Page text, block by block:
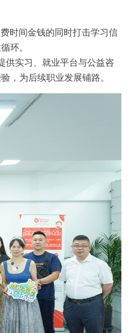
时间金钱的同时打击学习信
环。
供实习、就业平台与公益咨
，为后续职业发展铺路。